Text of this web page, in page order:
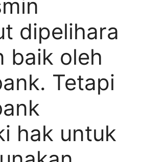
dipelihara
baik oleh
Tetapi
hak untuk